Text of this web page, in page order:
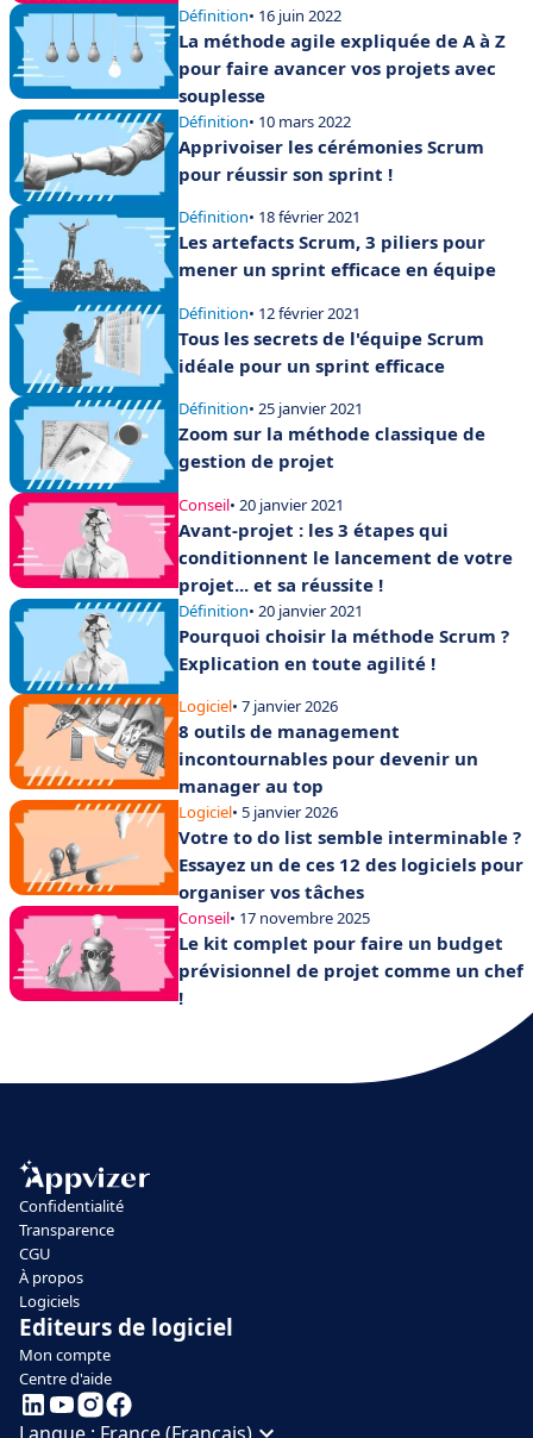
Définition• 16 juin 2022
La méthode agile expliquée de A à Z
pour faire avancer vos projets avec
souplesse
Définition• 10 mars 2022
Apprivoiser les cérémonies Scrum
pour réussir son sprint !
Définition• 18 février 2021
Les artefacts Scrum, 3 piliers pour
mener un sprint efficace en équipe
Définition• 12 février 2021
Tous les secrets de l'équipe Scrum
idéale pour un sprint efficace
Définition• 25 janvier 2021
Zoom sur la méthode classique de
gestion de projet
Conseil• 20 janvier 2021
Avant-projet : les 3 étapes qui
conditionnent le lancement de votre
projet... et sa réussite !
Définition• 20 janvier 2021
Pourquoi choisir la méthode Scrum ?
Explication en toute agilité !
Logiciel• 7 janvier 2026
8 outils de management
incontournables pour devenir un
manager au top
Logiciel• 5 janvier 2026
Votre to do list semble interminable ?
Essayez un de ces 12 des logiciels pour
organiser vos tâches
Conseil• 17 novembre 2025
Le kit complet pour faire un budget
prévisionnel de projet comme un chef
!
Confidentialité
Transparence
CGU
À propos
Logiciels
Editeurs de logiciel
Mon compte
Centre d'aide